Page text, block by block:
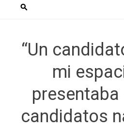
“Un
mi
candidatos